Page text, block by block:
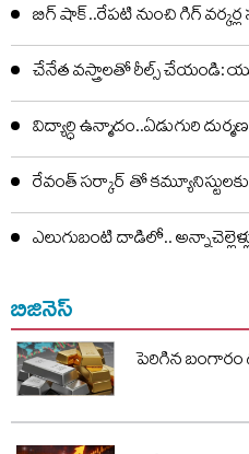
బిగ్ షాక్..రేపటి నుంచి గిగ్
చేనేత వస్త్రాలతో రీల్స్ చేయండి:
విద్యార్ధి ఉన్మాదం..ఏడుగురి
రేవంత్ సర్కార్ తో
ఎలుగుబంటి దాడిలో..
బిజినెస్
పెరిగిన బంగారం